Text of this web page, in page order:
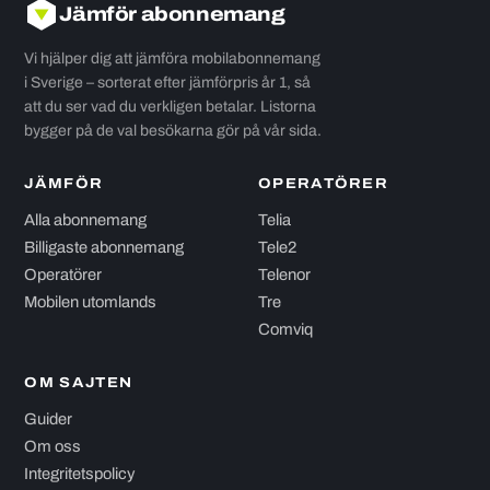
Jämför abonnemang
Vi hjälper dig att jämföra mobilabonnemang
i Sverige – sorterat efter jämförpris år 1, så
att du ser vad du verkligen betalar. Listorna
bygger på de val besökarna gör på vår sida.
JÄMFÖR
Alla abonnemang
Billigaste abonnemang
Operatörer
Mobilen utomlands
OPERATÖRER
Telia
Tele2
Telenor
Tre
Comviq
OM SAJTEN
Guider
Om oss
Integritetspolicy